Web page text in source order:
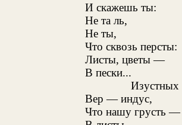
И скажешь ты:
Не та ль,
Не ты,
Что сквозь персты:
Листы, цветы —
В пески...
Изустных
Вер — индус,
Что нашу грусть —